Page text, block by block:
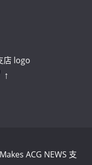
↑
ACG NEWS 支